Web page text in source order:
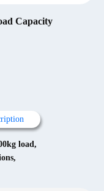
Capacity
load,
,